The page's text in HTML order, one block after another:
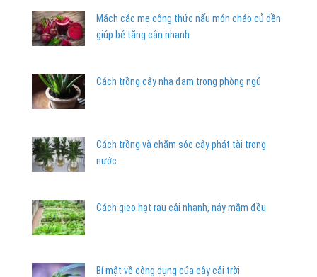
Mách các mẹ công thức nấu món cháo củ dền
giúp bé tăng cân nhanh
Cách trồng cây nha đam trong phòng ngủ
Cách trồng và chăm sóc cây phát tài trong
nước
Cách gieo hạt rau cải nhanh, nảy mầm đều
Bí mật về công dụng của cây cải trời